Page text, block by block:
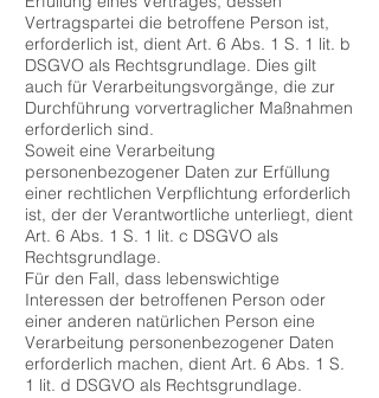
Vertragspartei die betroffene Person ist,
erforderlich ist, dient Art. 6 Abs. 1 S. 1 lit. b
DSGVO als Rechtsgrundlage. Dies gilt
auch für Verarbeitungsvorgänge, die zur
Durchführung vorvertraglicher Maßnahmen
erforderlich sind.
Soweit eine Verarbeitung
personenbezogener Daten zur Erfüllung
einer rechtlichen Verpflichtung erforderlich
ist, der der Verantwortliche unterliegt, dient
Art. 6 Abs. 1 S. 1 lit. c DSGVO als
Rechtsgrundlage.
Für den Fall, dass lebenswichtige
Interessen der betroffenen Person oder
einer anderen natürlichen Person eine
Verarbeitung personenbezogener Daten
erforderlich machen, dient Art. 6 Abs. 1 S.
1 lit. d DSGVO als Rechtsgrundlage.